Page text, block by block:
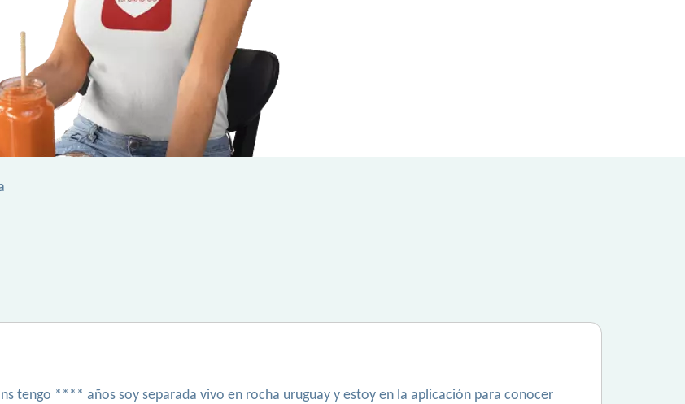
tengo **** años soy separada vivo en rocha uruguay y estoy en la aplicación para conocer